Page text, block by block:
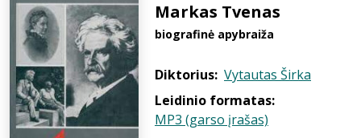
Markas Tvenas
biografinė apybraiža
Diktorius: Vytautas Širka
Leidinio formatas:
MP3 (garso įrašas)